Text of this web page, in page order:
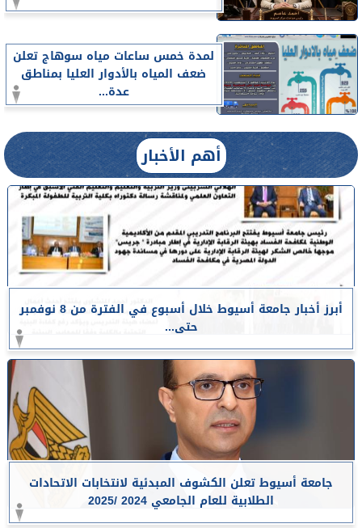
لمدة خمس ساعات مياه سوهاج تعلن
ضعف المياه بالأدوار العليا بمناطق
عدة...
أهم الأخبار
أبرز أخبار جامعة أسيوط خلال أسبوع في الفترة من 8 نوفمبر
حتى...
جامعة أسيوط تعلن الكشوف المبدئية لانتخابات الاتحادات
الطلابية للعام الجامعي 2024 /2025